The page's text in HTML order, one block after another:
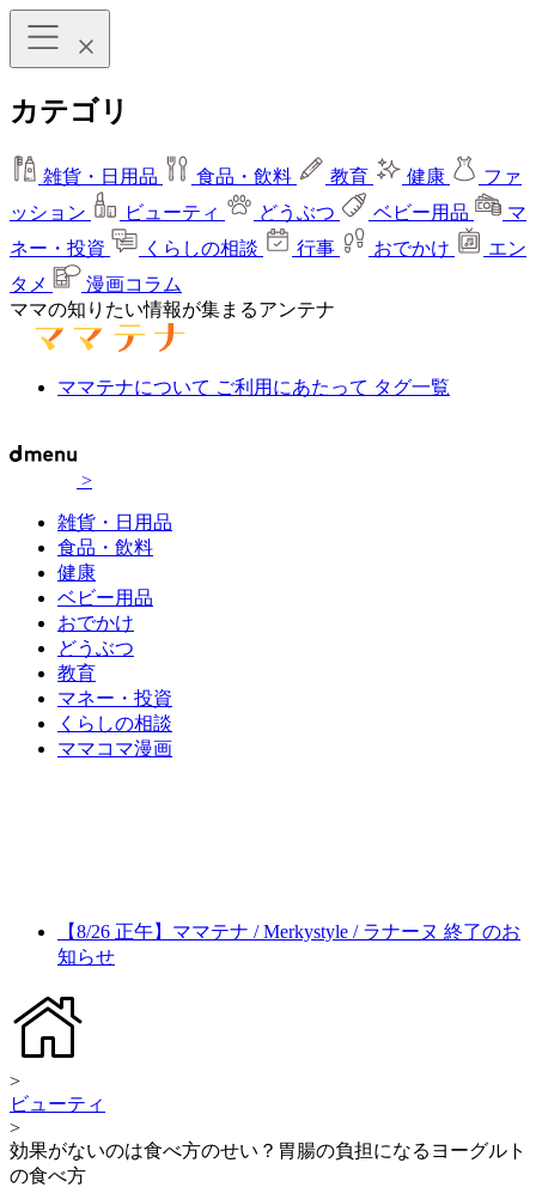
カテゴリ
雑貨・日用品 食品・飲料 教育 健康
ファ
ッション
ビューティ どうぶつ ベビー用品
マ
ネー・投資
くらしの相談 行事 おでかけ
エン
タメ
漫画コラム
ママの知りたい情報が集まるアンテナ
ママテナについて ご利用にあたって タグ一覧
>
雑貨・日用品
食品・飲料
健康
ベビー用品
おでかけ
どうぶつ
教育
マネー・投資
くらしの相談
ママコマ漫画
【8/26 正午】ママテナ / Merkystyle / ラナーヌ 終了のお
知らせ
>
ビューティ
>
効果がないのは食べ方のせい？胃腸の負担になるヨーグルト
の食べ方